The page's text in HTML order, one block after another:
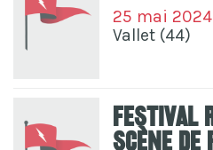
25 mai 2024
Vallet (44)
Festival
Scène De